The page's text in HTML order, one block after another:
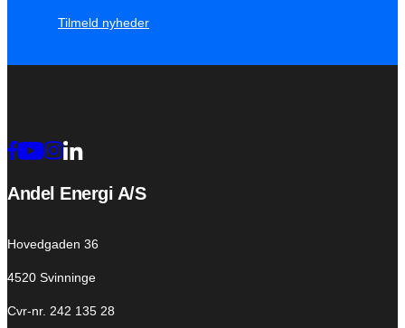
Tilmeld nyheder
Andel Energi A/S
Hovedgaden 36
4520 Svinninge
Cvr-nr. 242 135 28